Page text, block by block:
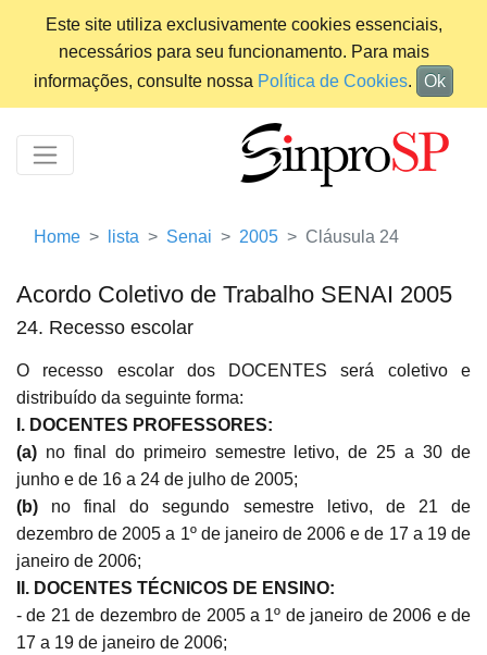
Este site utiliza exclusivamente cookies essenciais,
necessários para seu funcionamento. Para mais
informações, consulte nossa Política de Cookies. Ok
Home lista Senai 2005 Cláusula 24
Acordo Coletivo de Trabalho SENAI 2005
24. Recesso escolar
O recesso escolar dos DOCENTES será coletivo e
distribuído da seguinte forma:
I. DOCENTES PROFESSORES:
(a) no final do primeiro semestre letivo, de 25 a 30 de
junho e de 16 a 24 de julho de 2005;
(b) no final do segundo semestre letivo, de 21 de
dezembro de 2005 a 1º de janeiro de 2006 e de 17 a 19 de
janeiro de 2006;
II. DOCENTES TÉCNICOS DE ENSINO:
- de 21 de dezembro de 2005 a 1º de janeiro de 2006 e de
17 a 19 de janeiro de 2006;